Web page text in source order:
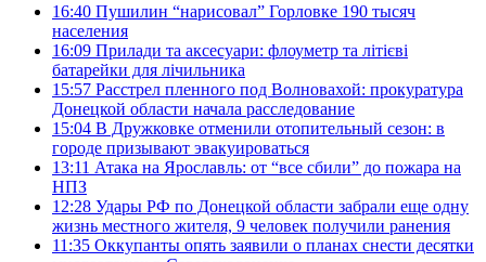
16:40 Пушилин “нарисовал” Горловке 190 тысяч
населения
16:09 Прилади та аксесуари: флоуметр та літієві
батарейки для лічильника
15:57 Расстрел пленного под Волновахой: прокуратура
Донецкой области начала расследование
15:04 В Дружковке отменили отопительный сезон: в
городе призывают эвакуироваться
13:11 Атака на Ярославль: от “все сбили” до пожара на
НПЗ
12:28 Удары РФ по Донецкой области забрали еще одну
жизнь местного жителя, 9 человек получили ранения
11:35 Оккупанты опять заявили о планах снести десятки